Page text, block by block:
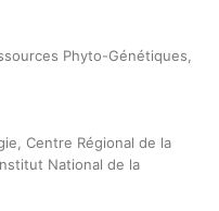
Phyto-Génétiques,
Centre Régional de la
National de la